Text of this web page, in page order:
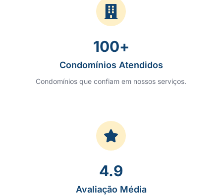
Condomínios Atendidos
100+
Condomínios que confiam em nossos serviços.
Avaliação Média
4.9